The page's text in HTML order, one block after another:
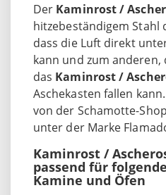
Der Kaminrost /
hitzebeständigem Stahl
dass die Luft direkt
kann und zum anderen,
das Kaminrost /
Aschekasten fallen
von der Schamotte-
unter der Marke
Kaminrost /
passend für
Kamine und Öfen